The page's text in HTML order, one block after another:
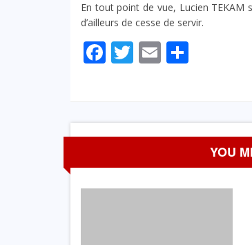
En tout point de vue, Lucien TEKAM
d’ailleurs de cesse de servir.
Facebook
Twitter
Email
YOU